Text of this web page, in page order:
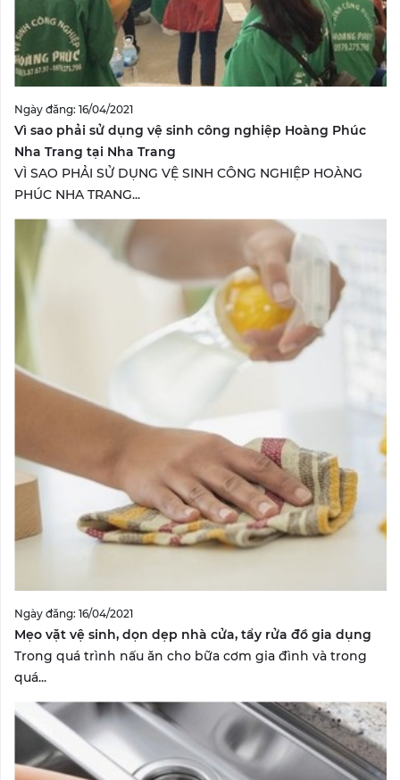
Ngày đăng: 16/04/2021
Vì sao phải sử dụng vệ sinh công nghiệp Hoàng Phúc
Nha Trang tại Nha Trang
VÌ SAO PHẢI SỬ DỤNG VỆ SINH CÔNG NGHIỆP HOÀNG
PHÚC NHA TRANG...
Ngày đăng: 16/04/2021
Mẹo vặt vệ sinh, dọn dẹp nhà cửa, tẩy rửa đồ gia dụng
Trong quá trình nấu ăn cho bữa cơm gia đình và trong
quá...